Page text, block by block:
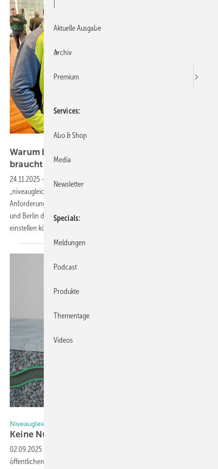
Warum barrierefreies Bauen Teamwork
braucht
24.11.2025 -
Aus 2 cm werden 1 cm, aus „Nullschwelle" wird
„niveaugleicher Übergang": Die Normung verschärft die
Anforderungen an barrierefreies Bauen. Beim Fachforum in Fellbach
und Berlin diskutierten Experten, wie sich Fensterbauer darauf
einstellen können.
Niveaugleiche Übergänge für Aluminiumverarbeiter
Keine Nullschwelle – kein
02.09.2025
öffentlichen Ausschreibungen – Akotherm hat darauf reagiert und
Aktuelle Ausgabe
Archiv
Premium
Services
Abo & Shop
Media
Newsletter
Specials
Meldungen
Podcast
Produkte
Thementage
Videos